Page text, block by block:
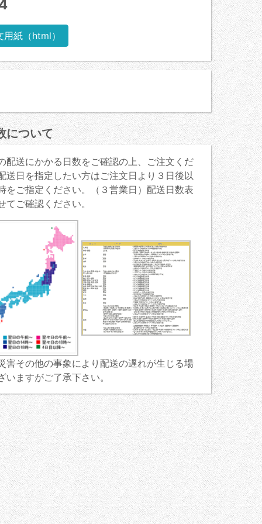
用紙（html）
について
配送にかかる日数をご確認の上、ご注文くだ
送日を指定したい方はご注文日より３日後以
をご指定ください。（３営業日）配送日数表
てご確認ください。
害その他の事象により配送の遅れが生じる場
いますがご了承下さい。